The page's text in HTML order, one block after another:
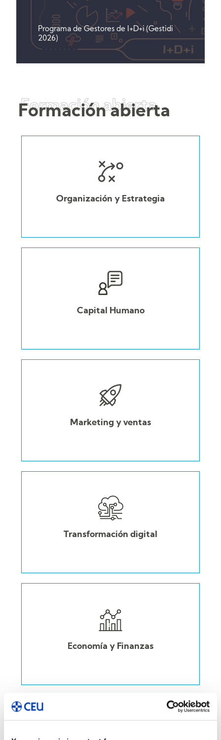
Programa de Gestores de I+D+i (Gestidi
2026)
Formación abierta
Formación abierta
Organización y Estrategia
Capital Humano
Marketing y ventas
Transformación digital
Economía y Finanzas